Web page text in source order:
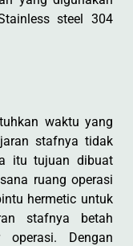
steel 304
waktu yang
stafnya tidak
itu tujuan dibuat
ruang operasi
hermetic untuk
stafnya betah
Dengan